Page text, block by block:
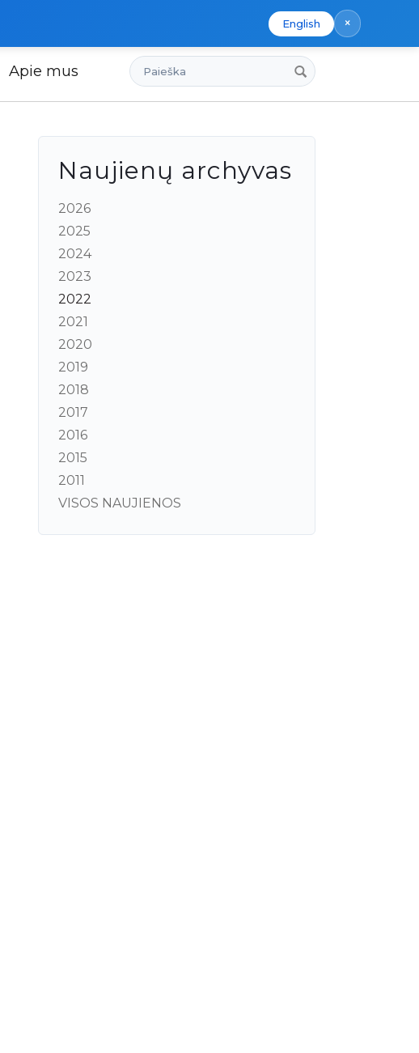
English ×
Apie mus Paieška
Naujienų archyvas
2026
2025
2024
2023
2022
2021
2020
2019
2018
2017
2016
2015
2011
VISOS NAUJIENOS